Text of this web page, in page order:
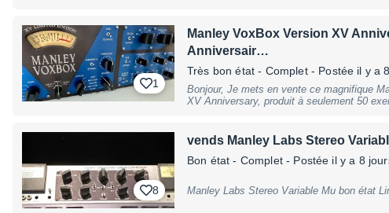
dB; illuminated VU meter; switch for stereo
B-Stock with full warranty, may have slight
1
Manley VoxBox Version XV
Anniversair…
Très bon état - Complet- Postée il y a
Bonjour, Je mets en vente ce magnifique Manley VOXBOX Limited Edition
XV Anniversary, produit à seulement 50
trouve dans un état exceptionnel,
lampes haut de gamme intégrant
égaliseur et de-esser, le Manley VOXBOX
Entièrement révisé par un technicien –
8
vends Manley Labs Stereo
Bon état - Complet- Postée il y a 8